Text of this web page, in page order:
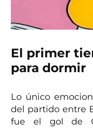
El primer
para dormir
Lo único
del partido entre
fue el gol de